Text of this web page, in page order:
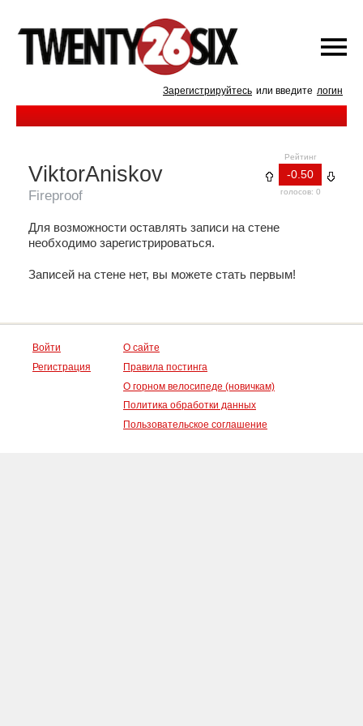
Зарегистрируйтесь или введите логин
Рейтинг
-0.50
голосов: 0
ViktorAniskov
Fireproof
Для возможности оставлять записи на стене
необходимо зарегистрироваться.
Записей на стене нет, вы можете стать первым!
Войти
Регистрация
О сайте
Правила постинга
О горном велосипеде (новичкам)
Политика обработки данных
Пользовательское соглашение